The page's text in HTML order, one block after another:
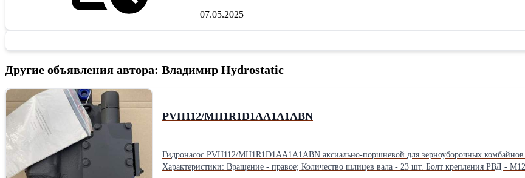
07.05.2025
Другие объявления автора: Владимир Hydrostatic
PVH112/MH1R1D1AA1A1ABN
Гидронасос PVH112/MH1R1D1AA1A1ABN аксиально-поршневой для зерноуборочных комбайнов. Экспресс поставка PVH112/MH1R1D1AA1A1ABN для КФХ - 24/7.
Характеристики: Вращение - правое; Количество шлицев вала - 23 шт. Болт крепления РВД - M12. Сервоуправление - механическое.